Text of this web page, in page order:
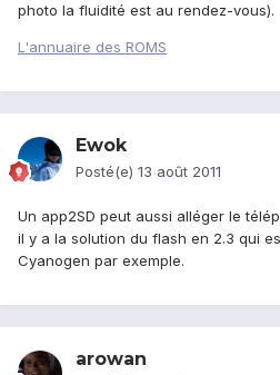
photo la fluidité est au rendez-vous).
L'annuaire des ROMS
Ewok
Posté(e) 13 août 2011
Un app2SD peut aussi alléger le
il y a la solution du flash en 2.3 qui
Cyanogen par exemple.
arowan